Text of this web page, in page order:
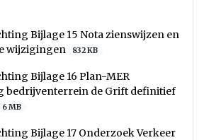
Bijlage 15 Nota zienswijzen en
wijzigingen
832 KB
Bijlage 16 Plan-MER
bedrijventerrein de Grift definitief
6 MB
Bijlage 17 Onderzoek Verkeer